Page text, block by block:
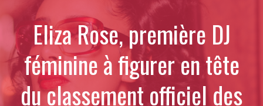
Eliza Rose, première DJ
féminine à figurer en tête
du classement officiel des